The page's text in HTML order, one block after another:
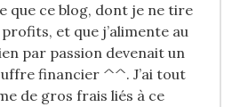
que ce blog, dont je ne tire
profits, et que j’alimente au
par passion devenait un
financier ^^. J’ai tout
de gros frais liés à ce